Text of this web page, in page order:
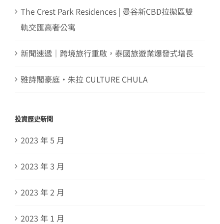
The Crest Park Residences | 曼谷新CBD拉拋區雙
軌交匯高奢公寓
新聞速遞｜跨境旅行重啟，泰國旅遊業爆發式增長
雅詩閣豪庭・朱拉 CULTURE CHULA
投資歷史新聞
2023 年 5 月
2023 年 3 月
2023 年 2 月
2023 年 1 月